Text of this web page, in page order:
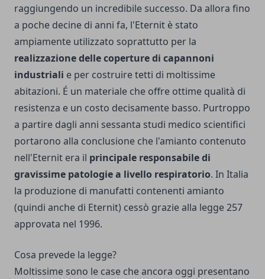
raggiungendo un incredibile successo. Da allora fino
a poche decine di anni fa, l'Eternit è stato
ampiamente utilizzato soprattutto per la
realizzazione delle coperture di capannoni
industriali e per costruire tetti di moltissime
abitazioni. É un materiale che offre ottime qualità di
resistenza e un costo decisamente basso. Purtroppo
a partire dagli anni sessanta studi medico scientifici
portarono alla conclusione che l'amianto contenuto
nell'Eternit era il principale responsabile di
gravissime patologie a livello respiratorio. In Italia
la produzione di manufatti contenenti amianto
(quindi anche di Eternit) cessò grazie alla legge 257
approvata nel 1996.
Cosa prevede la legge?
Moltissime sono le case che ancora oggi presentano